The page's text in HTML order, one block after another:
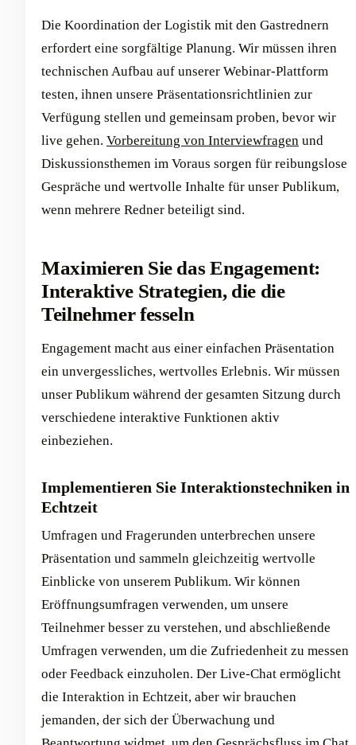
Die Koordination der Logistik mit den Gastrednern
erfordert eine sorgfältige Planung. Wir müssen ihren
technischen Aufbau auf unserer Webinar-Plattform
testen, ihnen unsere Präsentationsrichtlinien zur
Verfügung stellen und gemeinsam proben, bevor wir
live gehen. Vorbereitung von Interviewfragen und
Diskussionsthemen im Voraus sorgen für reibungslose
Gespräche und wertvolle Inhalte für unser Publikum,
wenn mehrere Redner beteiligt sind.
Maximieren Sie das Engagement:
Interaktive Strategien, die die
Teilnehmer fesseln
Engagement macht aus einer einfachen Präsentation
ein unvergessliches, wertvolles Erlebnis. Wir müssen
unser Publikum während der gesamten Sitzung durch
verschiedene interaktive Funktionen aktiv
einbeziehen.
Implementieren Sie Interaktionstechniken in
Echtzeit
Umfragen und Fragerunden unterbrechen unsere
Präsentation und sammeln gleichzeitig wertvolle
Einblicke von unserem Publikum. Wir können
Eröffnungsumfragen verwenden, um unsere
Teilnehmer besser zu verstehen, und abschließende
Umfragen verwenden, um die Zufriedenheit zu messen
oder Feedback einzuholen. Der Live-Chat ermöglicht
die Interaktion in Echtzeit, aber wir brauchen
jemanden, der sich der Überwachung und